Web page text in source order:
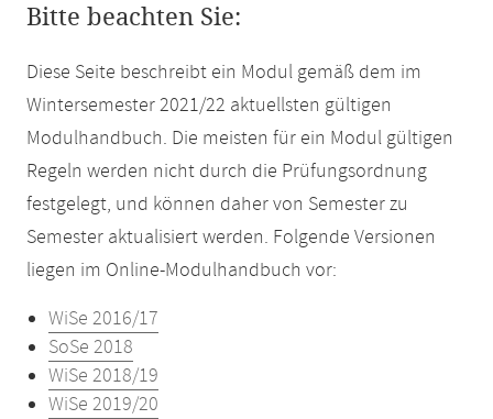
Bitte beachten Sie:
Diese Seite beschreibt ein Modul gemäß dem im
Wintersemester 2021/22 aktuellsten gültigen
Modulhandbuch. Die meisten für ein Modul gültigen
Regeln werden nicht durch die Prüfungsordnung
festgelegt, und können daher von Semester zu
Semester aktualisiert werden. Folgende Versionen
liegen im Online-Modulhandbuch vor:
WiSe 2016/17
SoSe 2018
WiSe 2018/19
WiSe 2019/20